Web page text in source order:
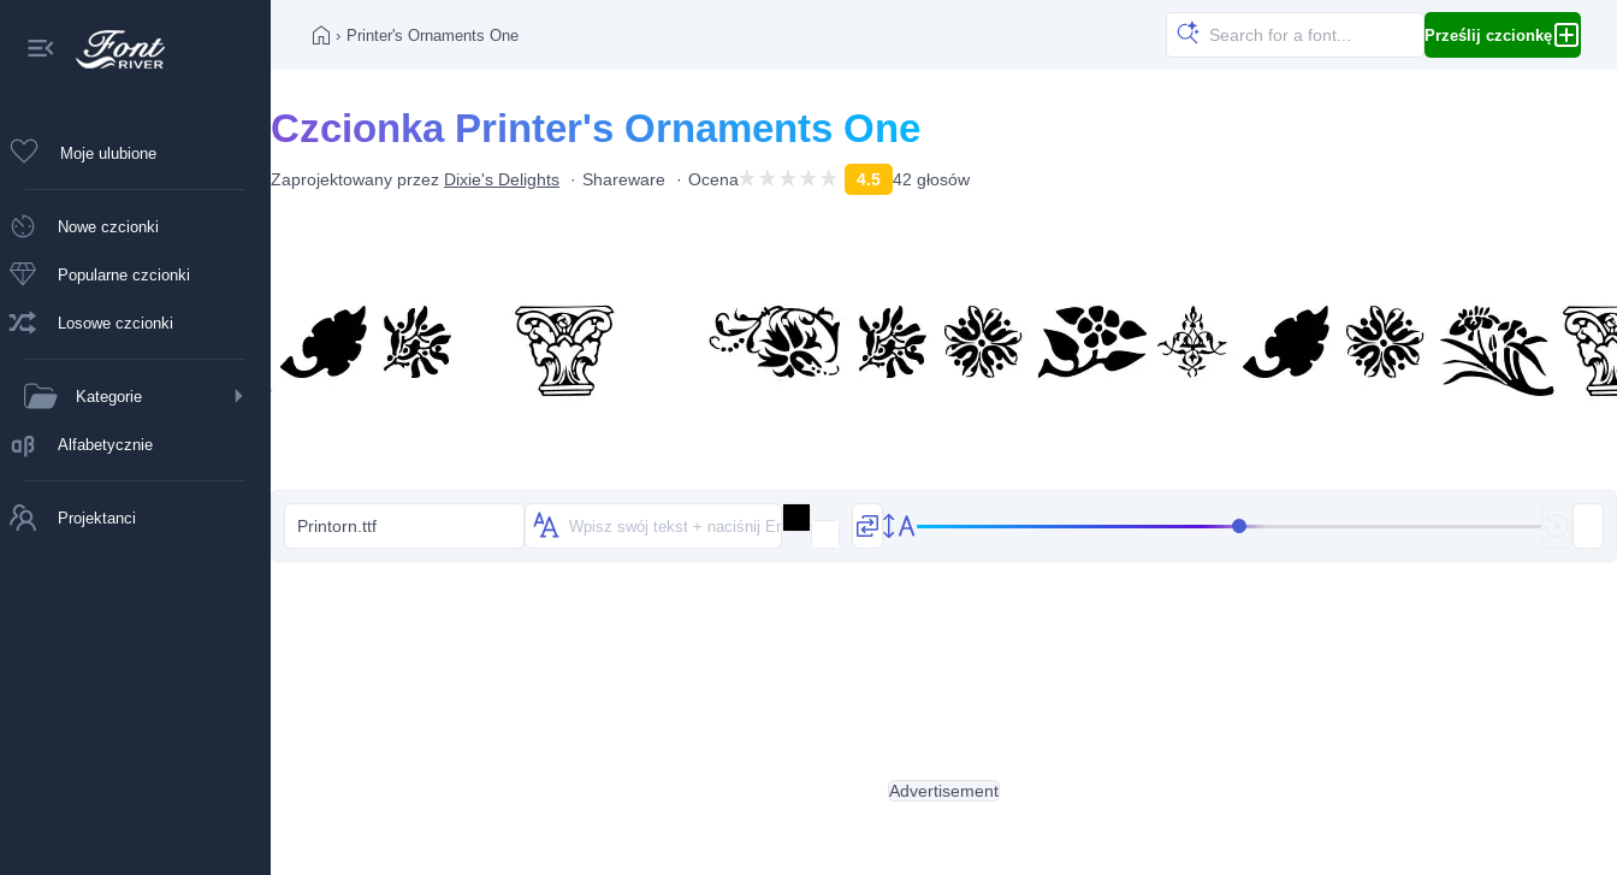
Moje ulubione
Nowe czcionki
Popularne czcionki
Losowe czcionki
Kategorie
Alfabetycznie
Projektanci
› Printer's Ornaments One Prześlij czcionkę
Czcionka Printer's Ornaments One
Zaprojektowany przez Dixie's Delights Shareware Ocena 4.5 42 głosów
Printorn.ttf
Advertisement